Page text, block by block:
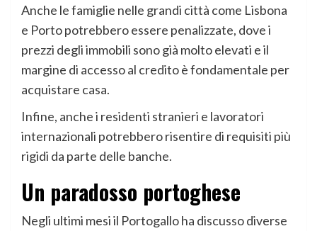
Anche le famiglie nelle grandi città come Lisbona
e Porto potrebbero essere penalizzate, dove i
prezzi degli immobili sono già molto elevati e il
margine di accesso al credito è fondamentale per
acquistare casa.
Infine, anche i residenti stranieri e lavoratori
internazionali potrebbero risentire di requisiti più
rigidi da parte delle banche.
Un paradosso portoghese
Negli ultimi mesi il Portogallo ha discusso diverse